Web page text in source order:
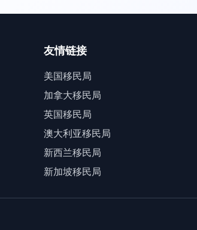
友情链接
美国移民局
加拿大移民局
英国移民局
澳大利亚移民局
新西兰移民局
新加坡移民局